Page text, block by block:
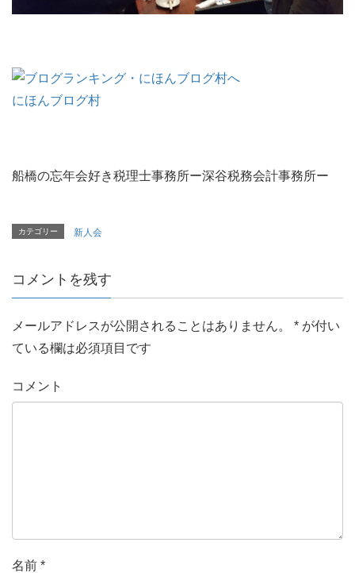
にほんブログ村
船橋の忘年会好き税理士事務所ー深谷税務会計事務所ー
カテゴリー 新人会
コメントを残す
メールアドレスが公開されることはありません。 * が付い
ている欄は必須項目です
コメント
名前 *